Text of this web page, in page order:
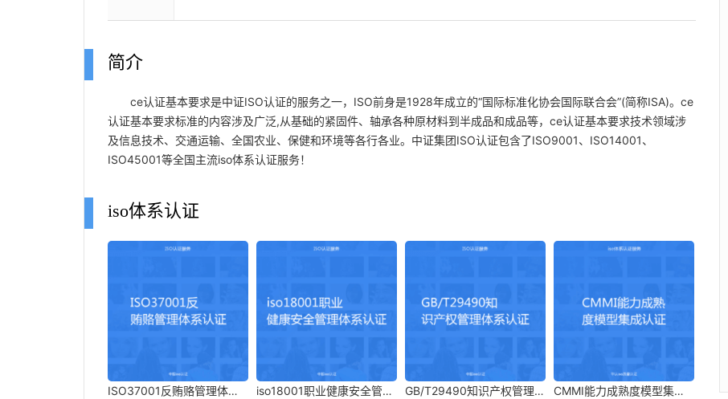
简介
ce认证基本要求是中证ISO认证的服务之一，ISO前身是1928年成立的“国际标准化协会国际联合会”(简称ISA)。ce
认证基本要求标准的内容涉及广泛,从基础的紧固件、轴承各种原材料到半成品和成品等，ce认证基本要求技术领域涉
及信息技术、交通运输、全国农业、保健和环境等各行各业。中证集团ISO认证包含了ISO9001、ISO14001、
ISO45001等全国主流iso体系认证服务！
iso体系认证
ISO37001反贿赂管理体系
iso18001职业健康安全管理
GB/T29490知识产权管理体
CMMI能力成熟度模型集成